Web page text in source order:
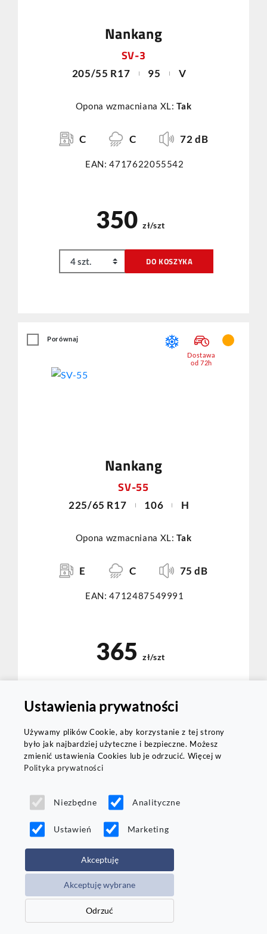
Nankang
SV-3
205/55 R17 95 V
Opona wzmacniana XL:Tak
C C 72 dB
EAN: 4717622055542
350 zł/szt
DO KOSZYKA
Nankang
SV-55
225/65 R17 106 H
Opona wzmacniana XL:Tak
E C 75 dB
EAN: 4712487549991
Porównaj
Dostawa
od 72h
365 zł/szt
Nankang
SV-3
Porównaj
Ustawienia prywatności
Używamy plików Cookie, aby korzystanie z tej strony
było jak najbardziej użyteczne i bezpieczne. Możesz
zmienić ustawienia Cookies lub je odrzucić. Więcej w
Polityka prywatności
Niezbędne Analityczne
Ustawień Marketing
Akceptuję
Akceptuję wybrane
Odrzuć